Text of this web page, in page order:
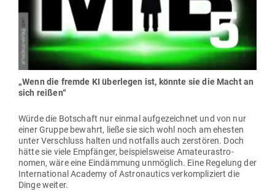
„Wenn die fremde KI über­legen ist, könnte sie die Macht an
sich reißen“
Würde die Bot­schaft nur einmal auf­ge­zeichnet und von nur
einer Gruppe bewahrt, ließe sie sich wohl noch am ehesten
unter Ver­schluss halten und not­falls auch zer­stören. Doch
hätte sie viele Emp­fänger, bei­spiels­weise Ama­teur­as­tro­
nomen, wäre eine Ein­dämmung unmöglich. Eine Regelung der
Inter­na­tional Academy of Astro­nautics ver­kom­pli­ziert die
Dinge weiter.